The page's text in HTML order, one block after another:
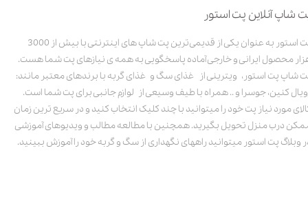
شاپ آنلاین پت استور
پت استور به عنوان یکی از قدیمی‌ترین پت شاپ های اینترنتی با بیش از 3000
محصول ایرانی و خارجی آماده پاسخگویی به همه ی نیازهای پت شما هست.
شاپ پت استور، ویترینی از غذای سگ و غذای گربه با برندهای معتبر مانند:
کنین، جوسرا و .. همراه با طیف وسیعی از لوازم جانبی برای پت شما است.
مورد نیاز پت خود را میتوانید با چند کلیک انتخاب کنید و در سریع ترین زمان
درب منزل تحویل بگیرید. همچنین با مطالعه مطالب و ویدیوهای آموزشی
وبلاگ پت استور میتوانید راههای نگهداری از سگ و گربه خود را آموزش ببینید.